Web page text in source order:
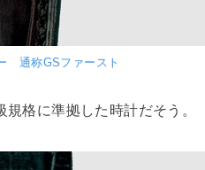
通称GSファースト
格に準拠した時計だそう。